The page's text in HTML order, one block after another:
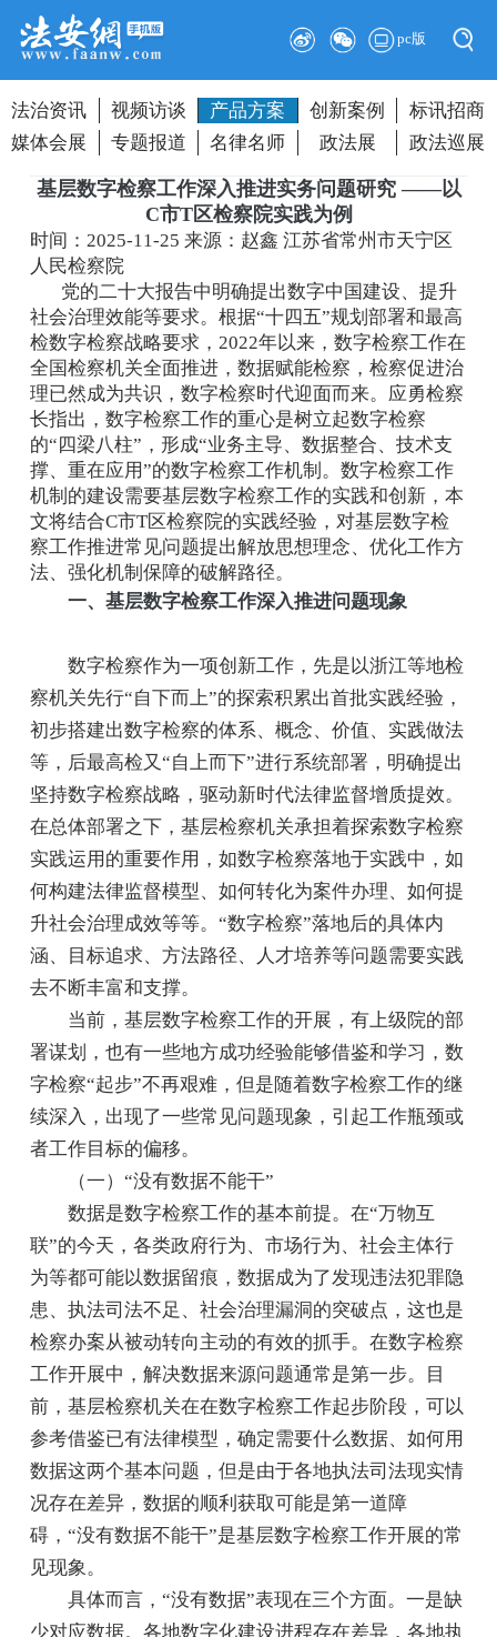
pc版
法治资讯 视频访谈 产品方案 创新案例
标讯招商
媒体会展
专题报道 名律名师 政法展 政法巡展
基层数字检察工作深入推进实务问题研究 ——以
C市T区检察院实践为例
时间：2025-11-25来源：赵鑫 江苏省常州市天宁区
人民检察院
党的二十大报告中明确提出数字中国建设、提升
社会治理效能等要求。根据“十四五”规划部署和最高
检数字检察战略要求，2022年以来，数字检察工作在
全国检察机关全面推进，数据赋能检察，检察促进治
理已然成为共识，数字检察时代迎面而来。应勇检察
长指出，数字检察工作的重心是树立起数字检察
的“四梁八柱”，形成“业务主导、数据整合、技术支
撑、重在应用”的数字检察工作机制。数字检察工作
机制的建设需要基层数字检察工作的实践和创新，本
文将结合C市T区检察院的实践经验，对基层数字检
察工作推进常见问题提出解放思想理念、优化工作方
法、强化机制保障的破解路径。
一、基层数字检察工作深入推进问题现象
数字检察作为一项创新工作，先是以浙江等地检
察机关先行“自下而上”的探索积累出首批实践经验，
初步搭建出数字检察的体系、概念、价值、实践做法
等，后最高检又“自上而下”进行系统部署，明确提出
坚持数字检察战略，驱动新时代法律监督增质提效。
在总体部署之下，基层检察机关承担着探索数字检察
实践运用的重要作用，如数字检察落地于实践中，如
何构建法律监督模型、如何转化为案件办理、如何提
升社会治理成效等等。“数字检察”落地后的具体内
涵、目标追求、方法路径、人才培养等问题需要实践
去不断丰富和支撑。
当前，基层数字检察工作的开展，有上级院的部
署谋划，也有一些地方成功经验能够借鉴和学习，数
字检察“起步”不再艰难，但是随着数字检察工作的继
续深入，出现了一些常见问题现象，引起工作瓶颈或
者工作目标的偏移。
（一）“没有数据不能干”
数据是数字检察工作的基本前提。在“万物互
联”的今天，各类政府行为、市场行为、社会主体行
为等都可能以数据留痕，数据成为了发现违法犯罪隐
患、执法司法不足、社会治理漏洞的突破点，这也是
检察办案从被动转向主动的有效的抓手。在数字检察
工作开展中，解决数据来源问题通常是第一步。目
前，基层检察机关在在数字检察工作起步阶段，可以
参考借鉴已有法律模型，确定需要什么数据、如何用
数据这两个基本问题，但是由于各地执法司法现实情
况存在差异，数据的顺利获取可能是第一道障
碍，“没有数据不能干”是基层数字检察工作开展的常
见现象。
具体而言，“没有数据”表现在三个方面。一是缺
少对应数据。各地数字化建设进程存在差异，各地执